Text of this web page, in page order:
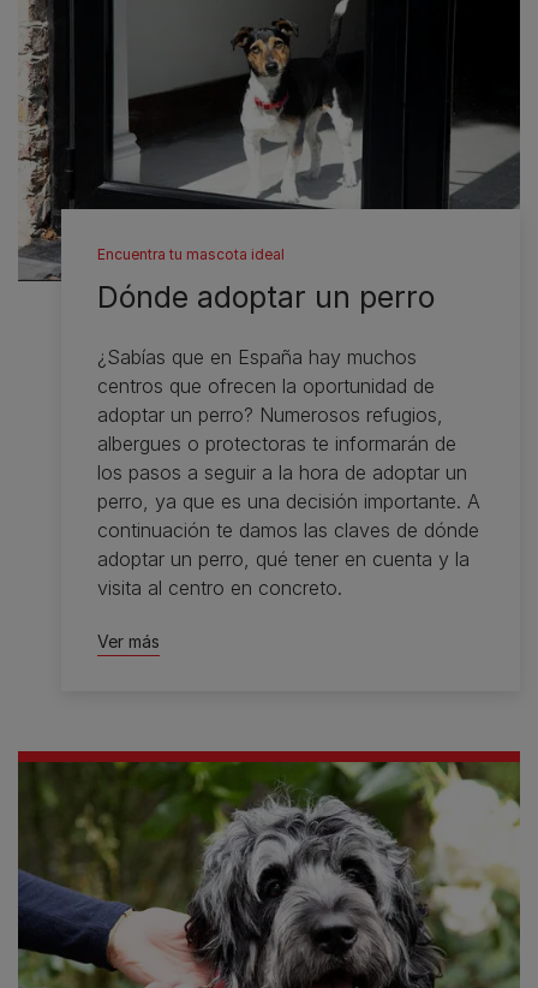
Encuentra tu mascota ideal
Dónde adoptar un perro
¿Sabías que en España hay muchos
centros que ofrecen la oportunidad de
adoptar un perro? Numerosos refugios,
albergues o protectoras te informarán de
los pasos a seguir a la hora de adoptar un
perro, ya que es una decisión importante. A
continuación te damos las claves de dónde
adoptar un perro, qué tener en cuenta y la
visita al centro en concreto.
Ver más